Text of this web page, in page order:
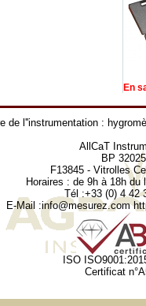
En
de l''instrumentation :
AllCaT
BP 32025
F13845 - Vitrolles
Horaires : de 9h à 18h du
Tél :+33 (0) 4 42
E-Mail :info@mesurez.com
ISO
Certificat